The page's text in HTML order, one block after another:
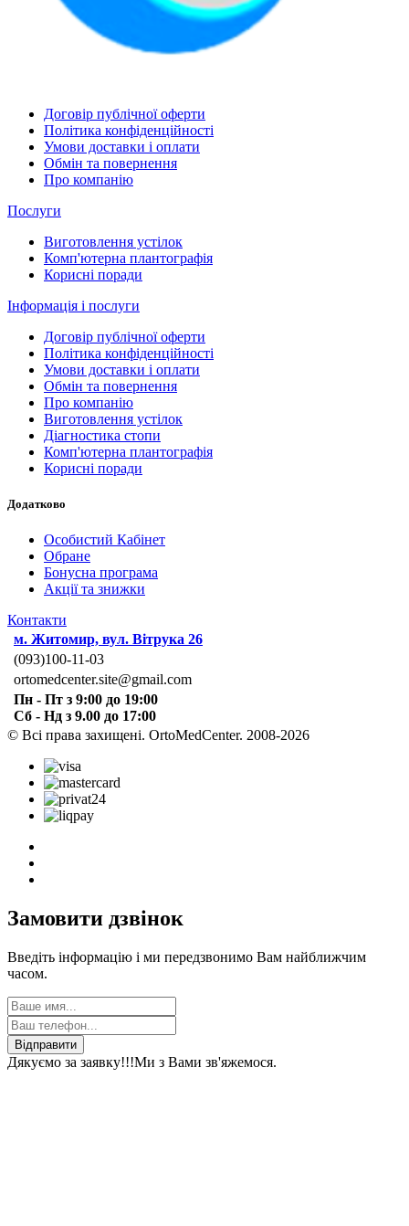
Договір публічної оферти
Політика конфіденційності
Умови доставки і оплати
Обмін та повернення
Про компанію
Послуги
Виготовлення устілок
Комп'ютерна плантографія
Корисні поради
Інформація і послуги
Договір публічної оферти
Політика конфіденційності
Умови доставки і оплати
Обмін та повернення
Про компанію
Виготовлення устілок
Діагностика стопи
Комп'ютерна плантографія
Корисні поради
Додатково
Особистий Кабінет
Обране
Бонусна програма
Акції та знижки
Контакти
м. Житомир, вул. Вітрука 26
(093)100-11-03
ortomedcenter.site@gmail.com
Пн - Пт з 9:00 до 19:00
Сб - Нд з 9.00 до 17:00
© Всі права захищені. OrtoMedCenter. 2008-2026
Замовити дзвінок
Введіть інформацію і ми передзвонимо Вам найближчим
часом.
Відправити
Дякуємо за заявку!!!Ми з Вами зв'яжемося.